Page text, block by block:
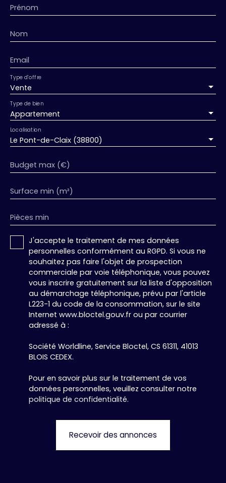
Prénom
Nom
Email
Vente
Type d'offre
Appartement
Type de bien
Le Pont-de-Claix (38800)
Localisation
Budget max (€)
Surface min (m²)
Pièces min
J'accepte le traitement de mes données
personnelles conformément au RGPD. Si vous ne
souhaitez pas faire l'objet de prospection
commerciale par voie téléphonique, vous pouvez
vous inscrire gratuitement sur la liste d'opposition
au démarchage téléphonique, prévu par l'article
L223-1 du code de la consommation, sur le site
Internet www.bloctel.gouv.fr ou par courrier
adressé à :
Société Worldline, Service Bloctel, CS 61311, 41013
BLOIS CEDEX.
Pour en savoir plus sur le traitement de vos
données personnelles, veuillez consulter notre
politique de confidentialité.
Recevoir des annonces